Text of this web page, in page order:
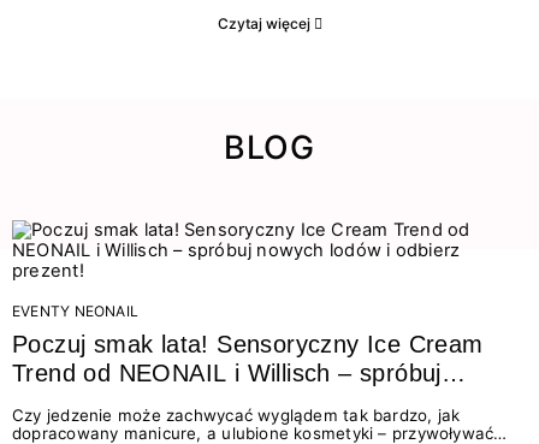
Czytaj więcej
BLOG
EVENTY NEONAIL
Poczuj smak lata! Sensoryczny Ice Cream
Trend od NEONAIL i Willisch – spróbuj
nowych lodów i odbierz prezent!
Czy jedzenie może zachwycać wyglądem tak bardzo, jak
dopracowany manicure, a ulubione kosmetyki – przywoływać